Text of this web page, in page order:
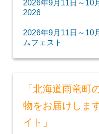
2026年9月11日～
2026
2026年9月11日～
ムフェスト
「北海道雨竜町
物をお届けしま
イト」